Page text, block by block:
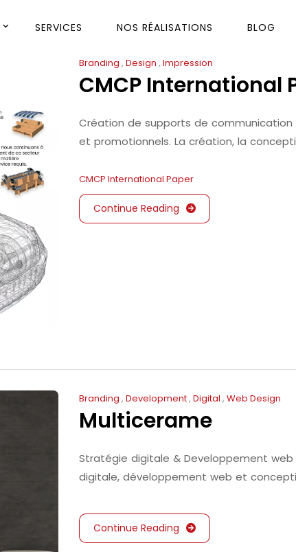
SERVICES NOS RÉALISATIONS BLOG
Branding , Design , Impression
CMCP International
Création de supports de
et promotionnels. La création, la
CMCP International Paper
Continue Reading
Branding , Development, Digital , Web Design
Multicerame
Stratégie digitale & Developpement
digitale, développement web et
Continue Reading